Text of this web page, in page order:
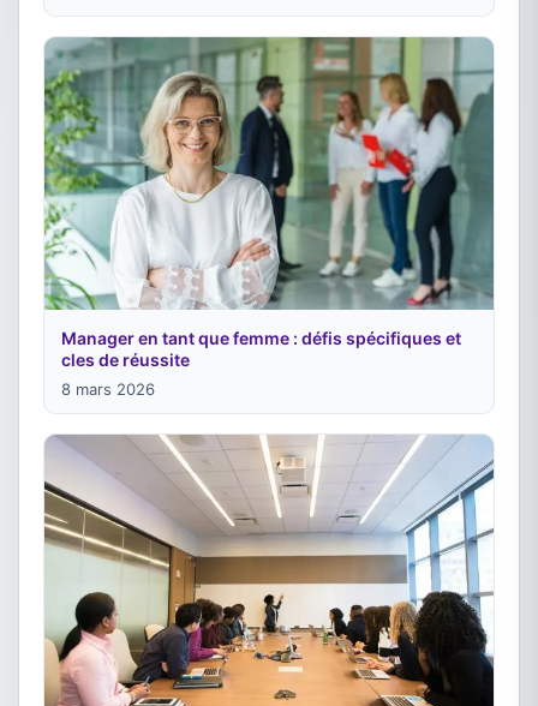
Manager en tant que femme : défis spécifiques et
cles de réussite
8 mars 2026